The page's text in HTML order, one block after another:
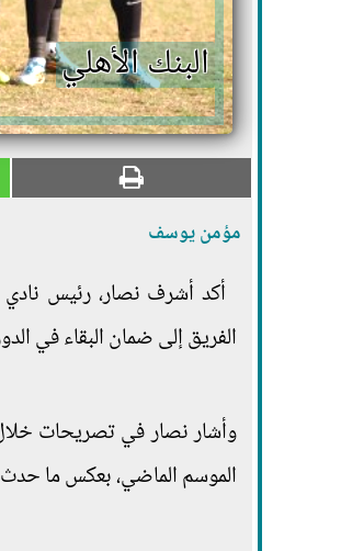
البنك الأهلي
مؤمن يوسف
أكد أشرف نصار، رئيس نادي
الفريق إلى ضمان البقاء في
وأشار نصار في تصريحات خلال
الموسم الماضي، بعكس ما حدث